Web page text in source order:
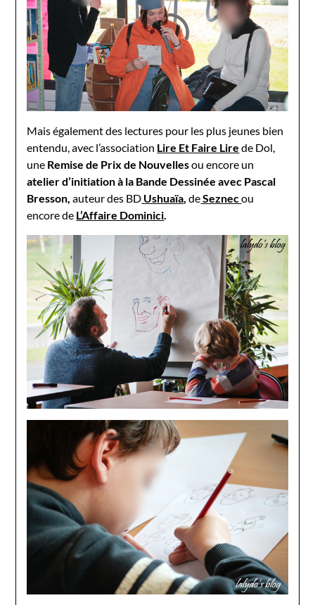
Mais également des lectures pour les plus jeunes bien
entendu, avec l’association Lire Et Faire Lire de Dol,
une Remise de Prix de Nouvellesou encore un
atelier d’initiation à la Bande Dessinée avec Pascal
Bresson,auteur des BD Ushuaïa,deSeznecou
encore de L’Affaire Dominici.